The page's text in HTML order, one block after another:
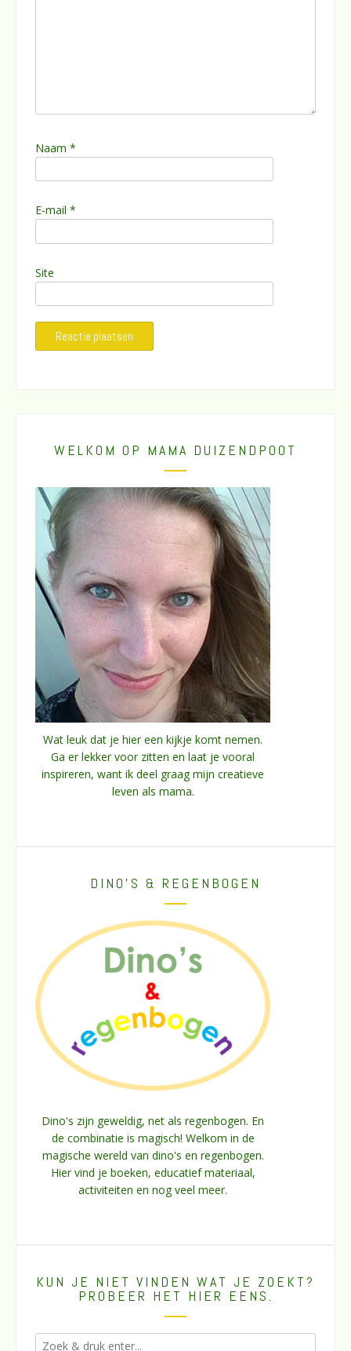
Naam *
E-mail *
Site
WELKOM OP MAMA DUIZENDPOOT
Wat leuk dat je hier een kijkje komt nemen.
Ga er lekker voor zitten en laat je vooral
inspireren, want ik deel graag mijn creatieve
leven als mama.
DINO’S & REGENBOGEN
Dino's zijn geweldig, net als regenbogen. En
de combinatie is magisch! Welkom in de
magische wereld van dino's en regenbogen.
Hier vind je boeken, educatief materiaal,
activiteiten en nog veel meer.
KUN JE NIET VINDEN WAT JE ZOEKT?
PROBEER HET HIER EENS.